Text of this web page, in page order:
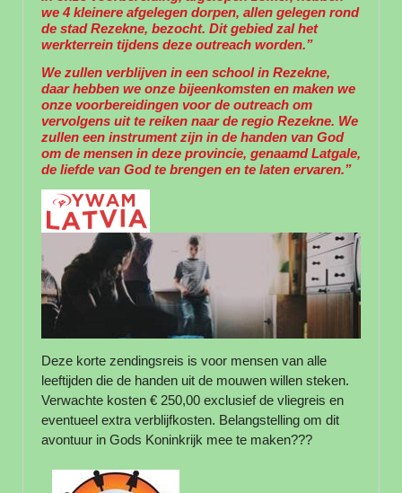
we 4 kleinere afgelegen dorpen, allen gelegen rond
de stad Rezekne, bezocht. Dit gebied zal het
werkterrein tijdens deze outreach worden.”
We zullen verblijven in een school in Rezekne,
daar hebben we onze bijeenkomsten en maken we
onze voorbereidingen voor de outreach om
vervolgens uit te reiken naar de regio Rezekne. We
zullen een instrument zijn in de handen van God
om de mensen in deze provincie, genaamd Latgale,
de liefde van God te brengen en te laten ervaren.”
Deze korte zendingsreis is voor mensen van alle
leeftijden die de handen uit de mouwen willen steken.
Verwachte kosten € 250,00 exclusief de vliegreis en
eventueel extra verblijfkosten. Belangstelling om dit
avontuur in Gods Koninkrijk mee te maken???